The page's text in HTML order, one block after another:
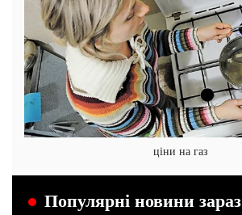
ціни на газ
Популярні новини зараз